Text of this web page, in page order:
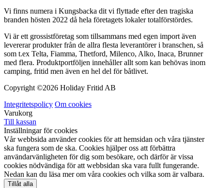
Vi finns numera i Kungsbacka dit vi flyttade efter den tragiska
branden hösten 2022 då hela företagets lokaler totalförstördes.
Vi är ett grossistföretag som tillsammans med egen import även
levererar produkter från de allra flesta leverantörer i branschen, så
som t.ex Telta, Fiamma, Thetford, Milenco, Alko, Inaca, Brunner
med flera. Produktportföljen innehåller allt som kan behövas inom
camping, fritid men även en hel del för båtlivet.
Copyright ©2026 Holiday Fritid AB
Integritetspolicy Om cookies
Varukorg
Till kassan
Inställningar för cookies
Vår webbsida använder cookies för att hemsidan och våra tjänster
ska fungera som de ska. Cookies hjälper oss att förbättra
användarvänligheten för dig som besökare, och därför är vissa
cookies nödvändiga för att webbsidan ska vara fullt fungerande.
Nedan kan du läsa mer om våra cookies och vilka som är valbara.
Tillåt alla